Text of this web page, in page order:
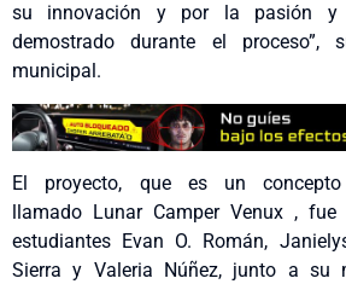
su innovación y por la pasión y
demostrado durante el proceso”,
municipal.
El proyecto, que es un
llamado Lunar Camper Venux ,
estudiantes Evan O. Román,
Sierra y Valeria Núñez, junto a su